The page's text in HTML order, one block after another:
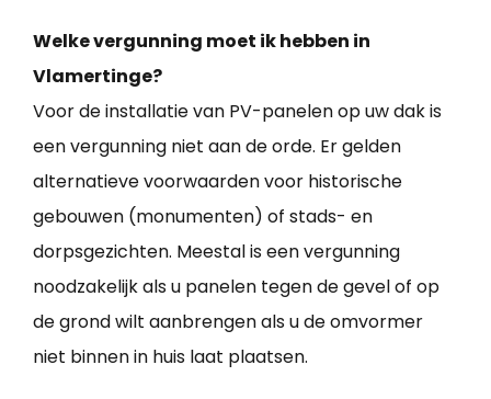
Welke vergunning moet ik hebben in
Vlamertinge?
Voor de installatie van PV-panelen op uw dak is
een vergunning niet aan de orde. Er gelden
alternatieve voorwaarden voor historische
gebouwen (monumenten) of stads- en
dorpsgezichten. Meestal is een vergunning
noodzakelijk als u panelen tegen de gevel of op
de grond wilt aanbrengen als u de omvormer
niet binnen in huis laat plaatsen.